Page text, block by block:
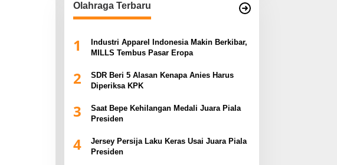
Olahraga Terbaru
1
Industri Apparel Indonesia Makin Berkibar,
MILLS Tembus Pasar Eropa
2
SDR Beri 5 Alasan Kenapa Anies Harus
Diperiksa KPK
3
Saat Bepe Kehilangan Medali Juara Piala
Presiden
4
Jersey Persija Laku Keras Usai Juara Piala
Presiden